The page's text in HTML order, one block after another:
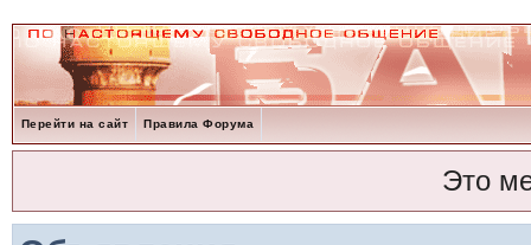
Перейти на сайт Правила Форума
Это